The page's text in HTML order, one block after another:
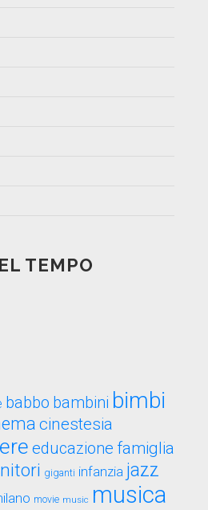
TEMPO
babbo bambini bimbi
cinestesia
educazione famiglia
giganti infanzia jazz
movie music musica